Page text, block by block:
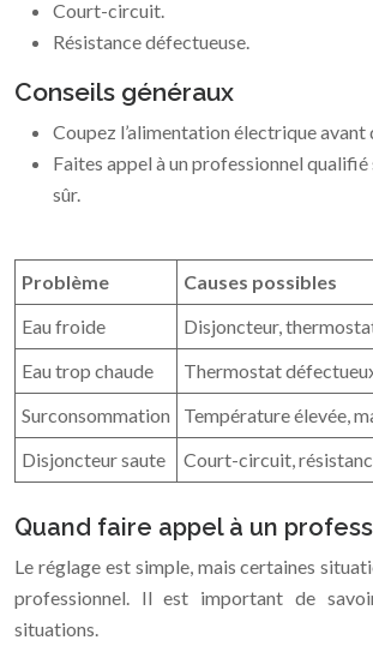
Court-circuit.
Résistance défectueuse.
Conseils généraux
Coupez l’alimentation électrique avant
Faites appel à un professionnel qualifié
sûr.
Problème
Causes possibles
Eau froide
Disjoncteur,
Eau trop chaude
Thermostat
Surconsommation
Température élevée,
Disjoncteur saute
Court-circuit,
Quand faire appel à un
Le réglage est simple, mais certaines
professionnel. Il est important de
situations.